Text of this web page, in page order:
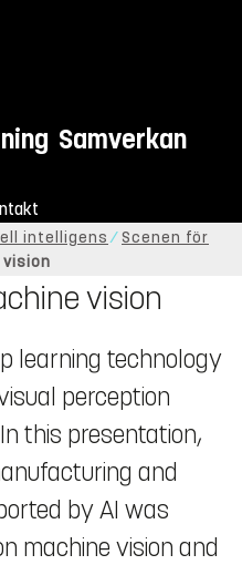
Samverkan
intelligens
Scenen för
vision
vision
learning technology
perception
this presentation,
and
by AI was
machine vision and